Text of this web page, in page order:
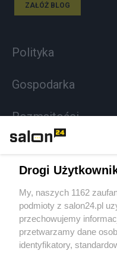
ZAŁÓŻ BLOG
Polityka
Gospodarka
Rozmaitości
Sport
Społeczeństwo
Kultura
Drogi
My, naszych 1162
podmioty z salon24.pl
przechowujemy
przetwarzamy dane
identyfikatory,